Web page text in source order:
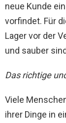
neue Kunde
vorfindet. Für
Lager vor der
und sauber
Das richtige
Viele
ihrer Dinge in